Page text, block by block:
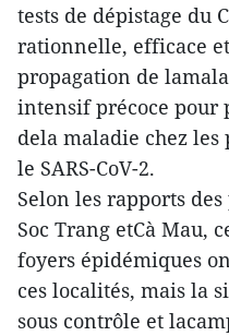
tests de dépistage du
rationnelle, efficace
propagation de
intensif précoce pour
dela maladie chez
le SARS-CoV-2.
Selon les rapports
Soc Trang etCà Mau,
foyers épidémiques
ces localités, mais la
sous contrôle et